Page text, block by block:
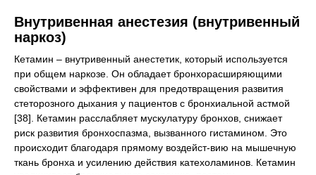
Внутривенная анестезия (внутривенный
наркоз)
Кетамин – внутривенный анестетик, который используется
при общем наркозе. Он обладает бронхорасширяющими
свойствами и эффективен для предотвращения развития
стеторозного дыхания у пациентов с бронхиальной астмой
[38]. Кетамин расслабляет мускулатуру бронхов, снижает
риск развития бронхоспазма, вызванного гистамином. Это
происходит благодаря прямому воздейст-вию на мышечную
ткань бронха и усилению действия катехоламинов. Кетамин